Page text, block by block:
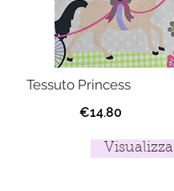
Tessuto Princess
€14.80
Visualizza